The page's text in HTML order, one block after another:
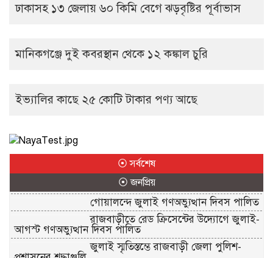
ঢাকাসহ ১৩ জেলায় ৬০ কিমি বেগে ঝড়বৃষ্টির পূর্বাভাস
মানিকগঞ্জে দুই কবরস্থান থেকে ১২ কঙ্কাল চুরি
ইভ্যালির কাছে ২৫ কোটি টাকার পণ্য আছে
⦿ সর্বশেষ
⦿ জনপ্রিয়
গোয়ালন্দে জুলাই গণঅভ্যুত্থান দিবস পালিত
রাজবাড়ীতে রেড ক্রিসেন্টের উদ্যোগে জুলাই-
আগস্ট গণঅভ্যুত্থান দিবস পালিত
জুলাই স্মৃতিস্তম্ভে রাজবাড়ী জেলা পুলিশ-